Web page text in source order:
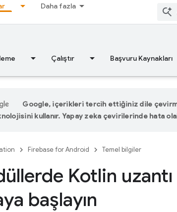
Daha fazla
Çalıştır Başvuru Kaynakları
Google, içerikleri tercih ettiğiniz dile
kullanır. Yapay zeka çevirilerinde hata
Firebase for Android Temel bilgiler
Kotlin
başlayın